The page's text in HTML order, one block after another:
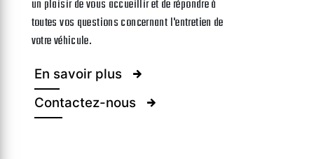
un plaisir de vous accueillir et de répondre à
toutes vos questions concernant l'entretien de
votre véhicule.
En savoir plus
Contactez-nous